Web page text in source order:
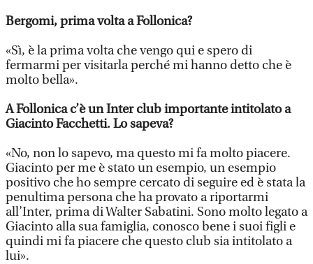
Bergomi, prima volta a Follonica?
«Sì, è la prima volta che vengo qui e spero di
fermarmi per visitarla perché mi hanno detto che è
molto bella».
A Follonica c’è un Inter club importante intitolato a
Giacinto Facchetti. Lo sapeva?
«No, non lo sapevo, ma questo mi fa molto piacere.
Giacinto per me è stato un esempio, un esempio
positivo che ho sempre cercato di seguire ed è stata la
penultima persona che ha provato a riportarmi
all’Inter, prima di Walter Sabatini. Sono molto legato a
Giacinto alla sua famiglia, conosco bene i suoi figli e
quindi mi fa piacere che questo club sia intitolato a
lui».